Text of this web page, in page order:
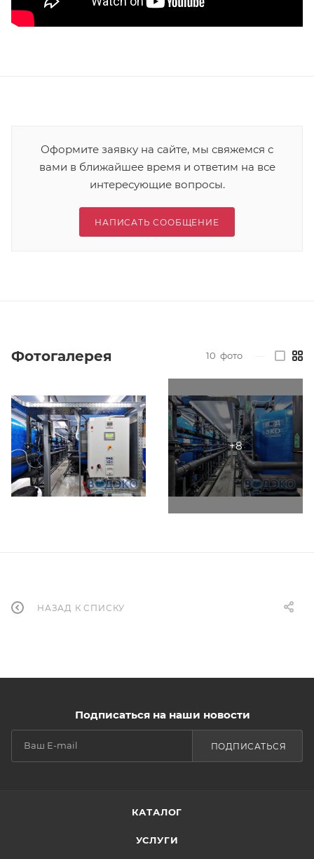
Оформите заявку на сайте, мы свяжемся с
вами в ближайшее время и ответим на все
интересующие вопросы.
НАПИСАТЬ СООБЩЕНИЕ
Фотогалерея 10 фото
НАЗАД К СПИСКУ
Подписаться на наши новости
ПОДПИСАТЬСЯ
КАТАЛОГ
УСЛУГИ